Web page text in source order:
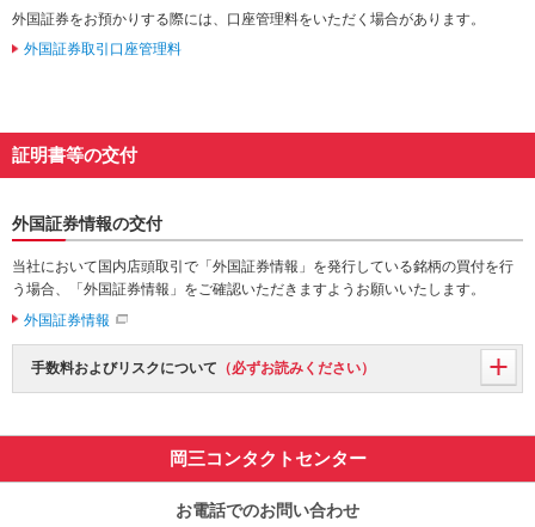
外国証券をお預かりする際には、口座管理料をいただく場合があります。
外国証券取引口座管理料
証明書等の交付
外国証券情報の交付
当社において国内店頭取引で「外国証券情報」を発行している銘柄の買付を行
う場合、「外国証券情報」をご確認いただきますようお願いいたします。
外国証券情報
手数料およびリスクについて （必ずお読みください）
岡三コンタクトセンター
お電話でのお問い合わせ